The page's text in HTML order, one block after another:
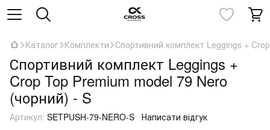
Каталог Комплекти Спортивний комплект Leggings +
Спортивний комплект Leggings +
Crop Top Premium model 79 Nero
(чорний) - S
Артикул: SETPUSH-79-NERO-S Написати відгук